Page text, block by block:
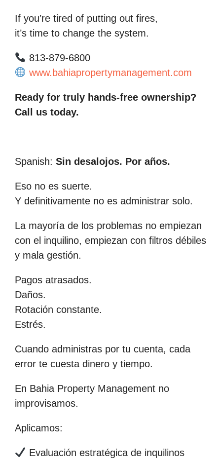
If you’re tired of putting out fires,
it’s time to change the system.
813-879-6800
www.bahiapropertymanagement.com
Ready for truly hands-free ownership?
Call us today.
Spanish: Sin desalojos. Por años.
Eso no es suerte.
Y definitivamente no es administrar solo.
La mayoría de los problemas no empiezan
con el inquilino, empiezan con filtros débiles
y mala gestión.
Pagos atrasados.
Daños.
Rotación constante.
Estrés.
Cuando administras por tu cuenta, cada
error te cuesta dinero y tiempo.
En Bahia Property Management no
improvisamos.
Aplicamos:
Evaluación estratégica de inquilinos